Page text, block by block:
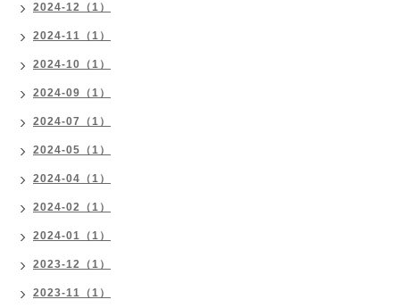
2024-12（1）
2024-11（1）
2024-10（1）
2024-09（1）
2024-07（1）
2024-05（1）
2024-04（1）
2024-02（1）
2024-01（1）
2023-12（1）
2023-11（1）